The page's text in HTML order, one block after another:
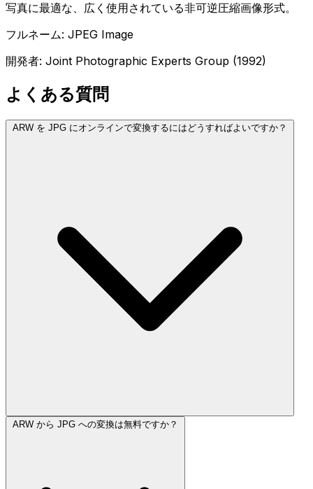
写真に最適な、広く使用されている非可逆圧縮画像形式。
フルネーム: JPEG Image
開発者: Joint Photographic Experts Group (1992)
よくある質問
ARW を JPG にオンラインで変換するにはどうすればよいですか？
ARW から JPG への変換は無料ですか？